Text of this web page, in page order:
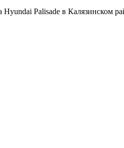
Palisade в Калязинском